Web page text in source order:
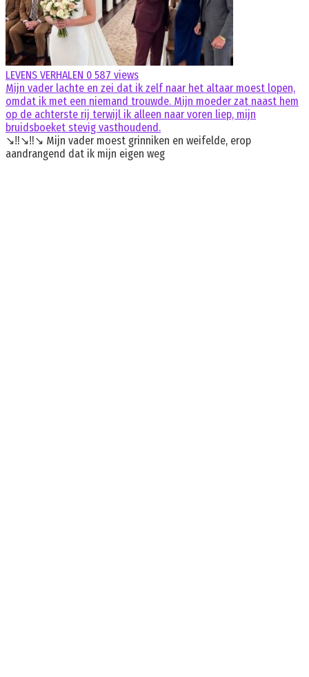
LEVENS VERHALEN 0 587 views
Mijn vader lachte en zei dat ik zelf naar het altaar moest lopen,
omdat ik met een niemand trouwde. Mijn moeder zat naast hem
op de achterste rij terwijl ik alleen naar voren liep, mijn
bruidsboeket stevig vasthoudend.
↘️‼️↘️‼️↘️ Mijn vader moest grinniken en weifelde, erop
aandrangend dat ik mijn eigen weg